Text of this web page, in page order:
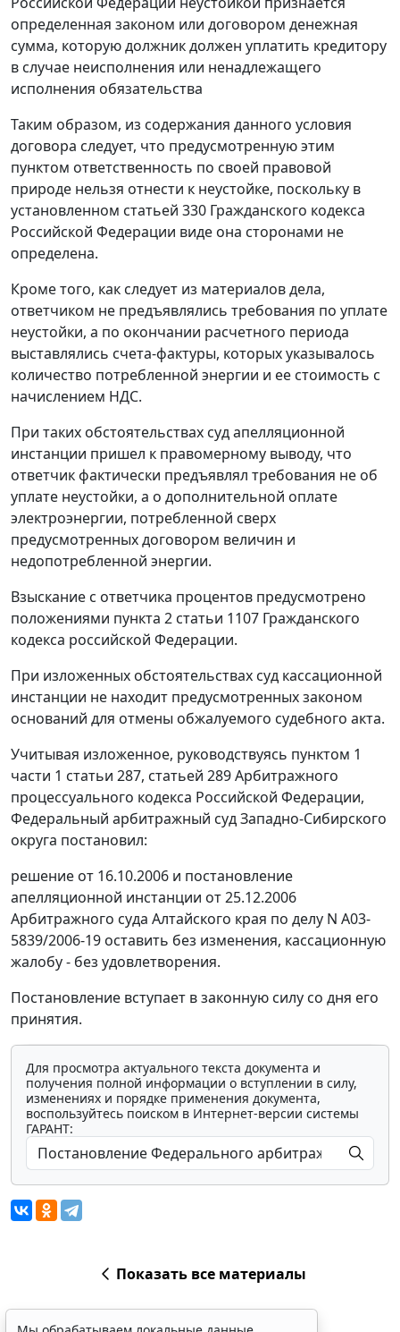
определенная законом или договором денежная
сумма, которую должник должен уплатить кредитору
в случае неисполнения или ненадлежащего
исполнения обязательства
Таким образом, из содержания данного условия
договора следует, что предусмотренную этим
пунктом ответственность по своей правовой
природе нельзя отнести к неустойке, поскольку в
установленном статьей 330 Гражданского кодекса
Российской Федерации виде она сторонами не
определена.
Кроме того, как следует из материалов дела,
ответчиком не предъявлялись требования по уплате
неустойки, а по окончании расчетного периода
выставлялись счета-фактуры, которых указывалось
количество потребленной энергии и ее стоимость с
начислением НДС.
При таких обстоятельствах суд апелляционной
инстанции пришел к правомерному выводу, что
ответчик фактически предъявлял требования не об
уплате неустойки, а о дополнительной оплате
электроэнергии, потребленной сверх
предусмотренных договором величин и
недопотребленной энергии.
Взыскание с ответчика процентов предусмотрено
положениями пункта 2 статьи 1107 Гражданского
кодекса российской Федерации.
При изложенных обстоятельствах суд кассационной
инстанции не находит предусмотренных законом
оснований для отмены обжалуемого судебного акта.
Учитывая изложенное, руководствуясь пунктом 1
части 1 статьи 287, статьей 289Арбитражного
процессуального кодекса Российской Федерации,
Федеральный арбитражный суд Западно-Сибирского
округа постановил:
решение от 16.10.2006 и постановление
апелляционной инстанции от 25.12.2006
Арбитражного суда Алтайского края по делу N А03-
5839/2006-19 оставить без изменения, кассационную
жалобу - без удовлетворения.
Постановление вступает в законную силу со дня его
принятия.
Для просмотра актуального текста документа и
получения полной информации о вступлении в силу,
изменениях и порядке применения документа,
воспользуйтесь поиском в Интернет-версии системы
ГАРАНТ:
Показать все материалы